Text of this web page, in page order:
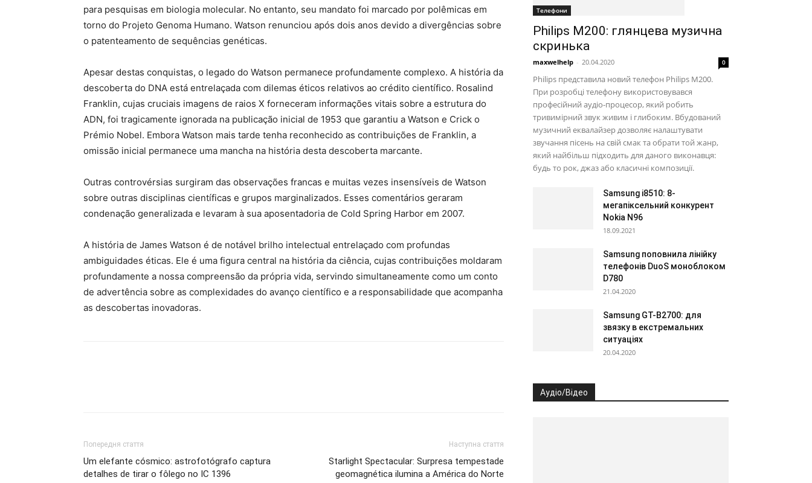
para pesquisas em biologia molecular. No entanto, seu mandato foi marcado por polêmicas em
torno do Projeto Genoma Humano. Watson renunciou após dois anos devido a divergências sobre
o patenteamento de sequências genéticas.
Apesar destas conquistas, o legado do Watson permanece profundamente complexo. A história da
descoberta do DNA está entrelaçada com dilemas éticos relativos ao crédito científico. Rosalind
Franklin, cujas cruciais imagens de raios X forneceram informações vitais sobre a estrutura do
ADN, foi tragicamente ignorada na publicação inicial de 1953 que garantiu a Watson e Crick o
Prémio Nobel. Embora Watson mais tarde tenha reconhecido as contribuições de Franklin, a
omissão inicial permanece uma mancha na história desta descoberta marcante.
Outras controvérsias surgiram das observações francas e muitas vezes insensíveis de Watson
sobre outras disciplinas científicas e grupos marginalizados. Esses comentários geraram
condenação generalizada e levaram à sua aposentadoria de Cold Spring Harbor em 2007.
A história de James Watson é de notável brilho intelectual entrelaçado com profundas
ambiguidades éticas. Ele é uma figura central na história da ciência, cujas contribuições moldaram
profundamente a nossa compreensão da própria vida, servindo simultaneamente como um conto
de advertência sobre as complexidades do avanço científico e a responsabilidade que acompanha
as descobertas inovadoras.
Попередня стаття
Um elefante cósmico: astrofotógrafo captura
detalhes de tirar o fôlego no IC 1396
Наступна стаття
Starlight Spectacular: Surpresa tempestade
geomagnética ilumina a América do Norte
Телефони
Philips M200: глянцева музична
скринька
maxwelhelp - 20.04.2020 0
Philips представила новий телефон Philips M200.
При розробці телефону використовувався
професійний аудіо-процесор, який робить
тривимірний звук живим і глибоким. Вбудований
музичний еквалайзер дозволяє налаштувати
звучання пісень на свій смак та обрати той жанр,
який найбільш підходить для даного виконавця:
будь то рок, джаз або класичні композиції.
Samsung i8510: 8-
мегапіксельний конкурент
Nokia N96
18.09.2021
Samsung поповнила лінійку
телефонів DuoS моноблоком
D780
21.04.2020
Samsung GT-B2700: для
звязку в екстремальних
ситуаціях
20.04.2020
Аудіо/Відео